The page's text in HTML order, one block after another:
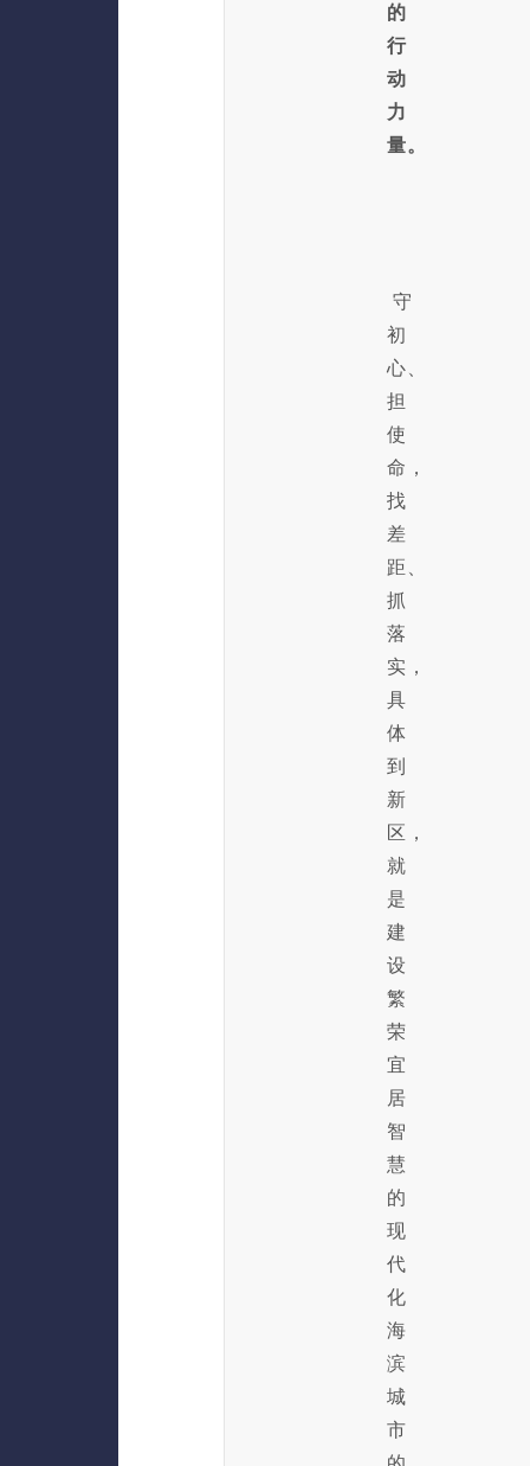
的
行
动
力
量。
守
初
心、
担
使
命，
找
差
距、
抓
落
实，
具
体
到
新
区，
就
是
建
设
繁
荣
宜
居
智
慧
的
现
代
化
海
滨
城
市